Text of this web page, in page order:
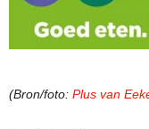
(Bron/foto: Plus van